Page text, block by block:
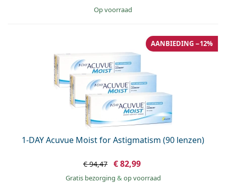
op voorraad
1-DAY Acuvue Moist for Astigmatism (90 lenzen)
AANBIEDING −12%
€ 94,47 € 82,99
Gratis bezorging & op voorraad